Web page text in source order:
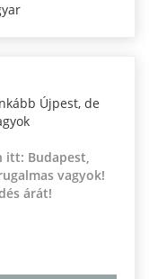
Újpest, de
itt: Budapest,
vagyok!
árát!